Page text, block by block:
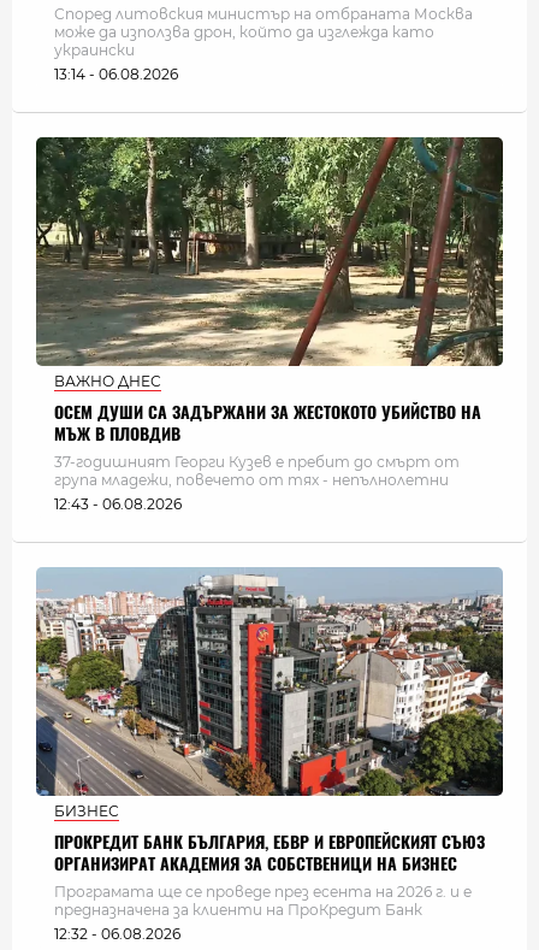
Според литовския министър на отбраната Москва
може да използва дрон, който да изглежда като
украински
13:14 - 06.08.2026
ВАЖНО ДНЕС
ОСЕМ ДУШИ СА ЗАДЪРЖАНИ ЗА ЖЕСТОКОТО УБИЙСТВО НА
МЪЖ В ПЛОВДИВ
37-годишният Георги Кузев е пребит до смърт от
група младежи, повечето от тях - непълнолетни
12:43 - 06.08.2026
БИЗНЕС
ПРОКРЕДИТ БАНК БЪЛГАРИЯ, ЕБВР И ЕВРОПЕЙСКИЯТ СЪЮЗ
ОРГАНИЗИРАТ АКАДЕМИЯ ЗА СОБСТВЕНИЦИ НА БИЗНЕС
Програмата ще се проведе през есента на 2026 г. и е
предназначена за клиенти на ПроКредит Банк
12:32 - 06.08.2026